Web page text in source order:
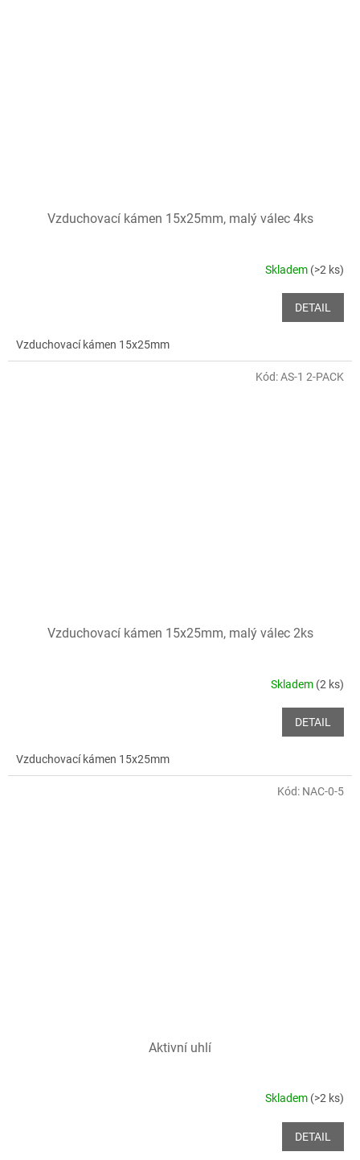
Vzduchovací kámen 15x25mm, malý válec 4ks
Skladem (>2 ks)
DETAIL
Vzduchovací kámen 15x25mm
Vzduchovací kámen 15x25mm, malý válec 2ks
Skladem (2 ks)
DETAIL
Vzduchovací kámen 15x25mm
Kód:AS-1 2-PACK
Aktivní uhlí
Skladem (>2 ks)
DETAIL
Kód: NAC-0-5